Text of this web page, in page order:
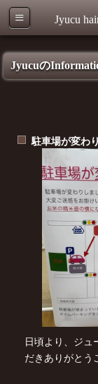
Jyucu
Jyucuの
駐車場が変わ
日頃より、ジュ
だきありがとう
≡